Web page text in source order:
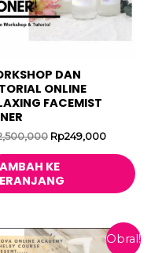
DAN
ONLINE
FACEMIST
Harga
adalah:
Rp2,500,000.
Rp249,000Harga
adalah:
KE
Obral!